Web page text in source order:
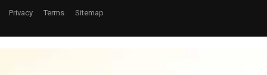
Privacy Terms Sitemap